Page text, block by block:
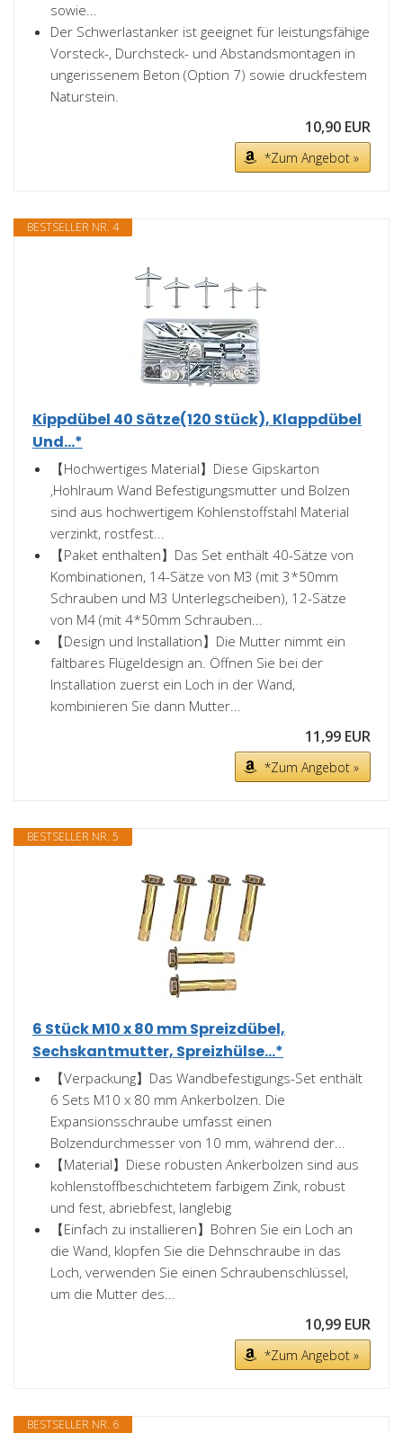
sowie...
Der Schwerlastanker ist geeignet für leistungsfähige
Vorsteck-, Durchsteck- und Abstandsmontagen in
ungerissenem Beton (Option 7) sowie druckfestem
Naturstein.
10,90 EUR
*Zum Angebot »
BESTSELLER NR. 4
Kippdübel 40 Sätze(120 Stück), Klappdübel
Und...*
【Hochwertiges Material】Diese Gipskarton
,Hohlraum Wand Befestigungsmutter und Bolzen
sind aus hochwertigem Kohlenstoffstahl Material
verzinkt, rostfest...
【Paket enthalten】Das Set enthält 40-Sätze von
Kombinationen, 14-Sätze von M3 (mit 3*50mm
Schrauben und M3 Unterlegscheiben), 12-Sätze
von M4 (mit 4*50mm Schrauben...
【Design und Installation】Die Mutter nimmt ein
faltbares Flügeldesign an. Öffnen Sie bei der
Installation zuerst ein Loch in der Wand,
kombinieren Sie dann Mutter...
11,99 EUR
*Zum Angebot »
BESTSELLER NR. 5
6 Stück M10 x 80 mm Spreizdübel,
Sechskantmutter, Spreizhülse...*
【Verpackung】Das Wandbefestigungs-Set enthält
6 Sets M10 x 80 mm Ankerbolzen. Die
Expansionsschraube umfasst einen
Bolzendurchmesser von 10 mm, während der...
【Material】Diese robusten Ankerbolzen sind aus
kohlenstoffbeschichtetem farbigem Zink, robust
und fest, abriebfest, langlebig
【Einfach zu installieren】Bohren Sie ein Loch an
die Wand, klopfen Sie die Dehnschraube in das
Loch, verwenden Sie einen Schraubenschlüssel,
um die Mutter des...
10,99 EUR
*Zum Angebot »
BESTSELLER NR. 6